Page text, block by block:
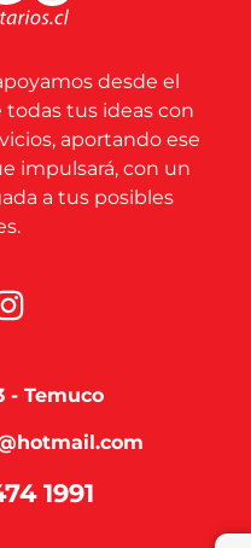
desde el
tus ideas con
aportando ese
impulsará, con un
a tus posibles
- Temuco
1991